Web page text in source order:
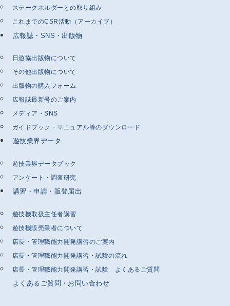
ステークホルダーとの取り組み
これまでのCSR活動（アーカイブ）
広報誌・SNS・出版物
日遊協出版物について
その他出版物について
出版物の購入フォーム
広報誌最新号のご案内
メディア・SNS
ガイドブック・マニュアル等のダウンロード
遊技業界データ
遊技業界データブック
アンケート・調査研究
講習・申請・販登届出
遊技機取扱主任者講習
遊技機販売業者について
店長・管理職能力開発講習のご案内
店長・管理職能力開発講習・試験の流れ
店長・管理職能力開発講習・試験 よくあるご質問
よくあるご質問・お問い合わせ